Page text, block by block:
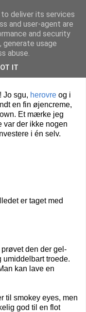
Jo sgu, herovre og i
en fin øjencreme,
Et mærke jeg
var der ikke nogen
i én selv.
er taget med
prøvet den der gel-
umiddelbart troede.
kan lave en
til smokey eyes, men
god til en flot
deliver its services
and user-agent are
and security
usage
abuse.
IT